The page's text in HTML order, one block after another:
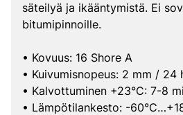
säteilyä ja ikääntymistä. Ei
bitumipinnoille.
• Kovuus: 16 Shore A
• Kuivumisnopeus: 2 mm / 24
• Kalvottuminen +23°C: 7-8
• Lämpötilankesto: -